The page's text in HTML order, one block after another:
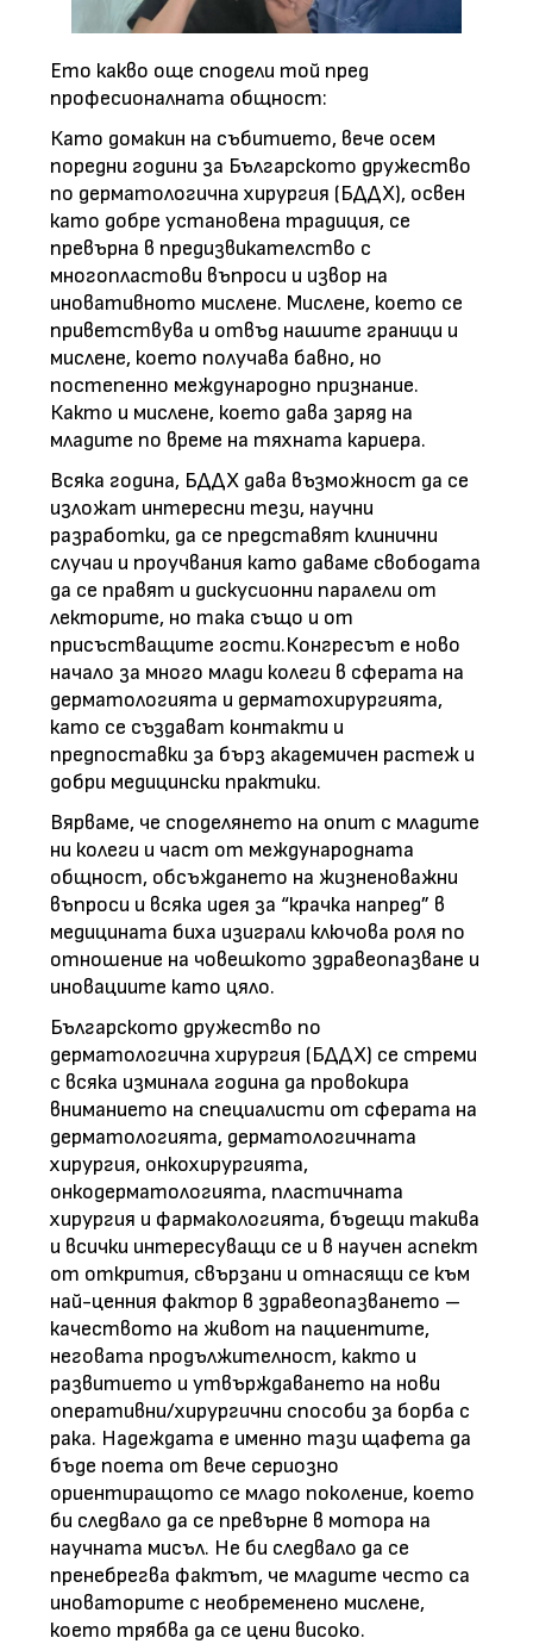
Ето какво още сподели той пред
професионалната общност:
Като домакин на събитието, вече осем
поредни години за Българското дружество
по дерматологична хирургия (БДДХ), освен
като добре установена традиция, се
превърна в предизвикателство с
многопластови въпроси и извор на
иновативното мислене. Мислене, което се
приветствува и отвъд нашите граници и
мислене, което получава бавно, но
постепенно международно признание.
Както и мислене, което дава заряд на
младите по време на тяхната кариера.
Всяка година, БДДХ дава възможност да се
изложат интересни тези, научни
разработки, да се представят клинични
случаи и проучвания като даваме свободата
да се правят и дискусионни паралели от
лекторите, но така също и от
присъстващите гости.Конгресът е ново
начало за много млади колеги в сферата на
дерматологията и дерматохирургията,
като се създават контакти и
предпоставки за бърз академичен растеж и
добри медицински практики.
Вярваме, че споделянето на опит с младите
ни колеги и част от международната
общност, обсъждането на жизненоважни
въпроси и всяка идея за “крачка напред” в
медицината биха изиграли ключова роля по
отношение на човешкото здравеопазване и
иновациите като цяло.
Българското дружество по
дерматологична хирургия (БДДХ) се стреми
с всяка изминала година да провокира
вниманието на специалисти от сферата на
дерматологията, дерматологичната
хирургия, онкохирургията,
онкодерматологията, пластичната
хирургия и фармакологията, бъдещи такива
и всички интересуващи се и в научен аспект
от открития, свързани и отнасящи се към
най-ценния фактор в здравеопазването –
качеството на живот на пациентите,
неговата продължителност, както и
развитието и утвърждаването на нови
оперативни/хирургични способи за борба с
рака. Надеждата е именно тази щафета да
бъде поета от вече сериозно
ориентиращото се младо поколение, което
би следвало да се превърне в мотора на
научната мисъл. Не би следвало да се
пренебрегва фактът, че младите често са
иноваторите с необременено мислене,
което трябва да се цени високо.